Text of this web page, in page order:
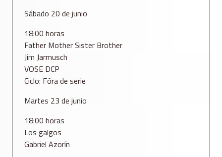
Sábado 20 de junio
18:00 horas
Father Mother Sister Brother
Jim Jarmusch
VOSE DCP
Ciclo: Fóra de serie
Martes 23 de junio
18:00 horas
Los galgos
Gabriel Azorín